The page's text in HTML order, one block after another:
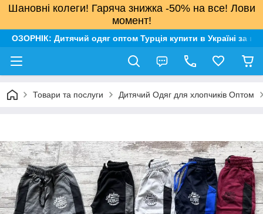
Шановні колеги! Гаряча знижка -50% на все! Лови
момент!
ОЗОРНІК: Дитячий одяг оптом Турція купити в Україні за
Товари та послуги Дитячий Одяг для хлопчиків Оптом